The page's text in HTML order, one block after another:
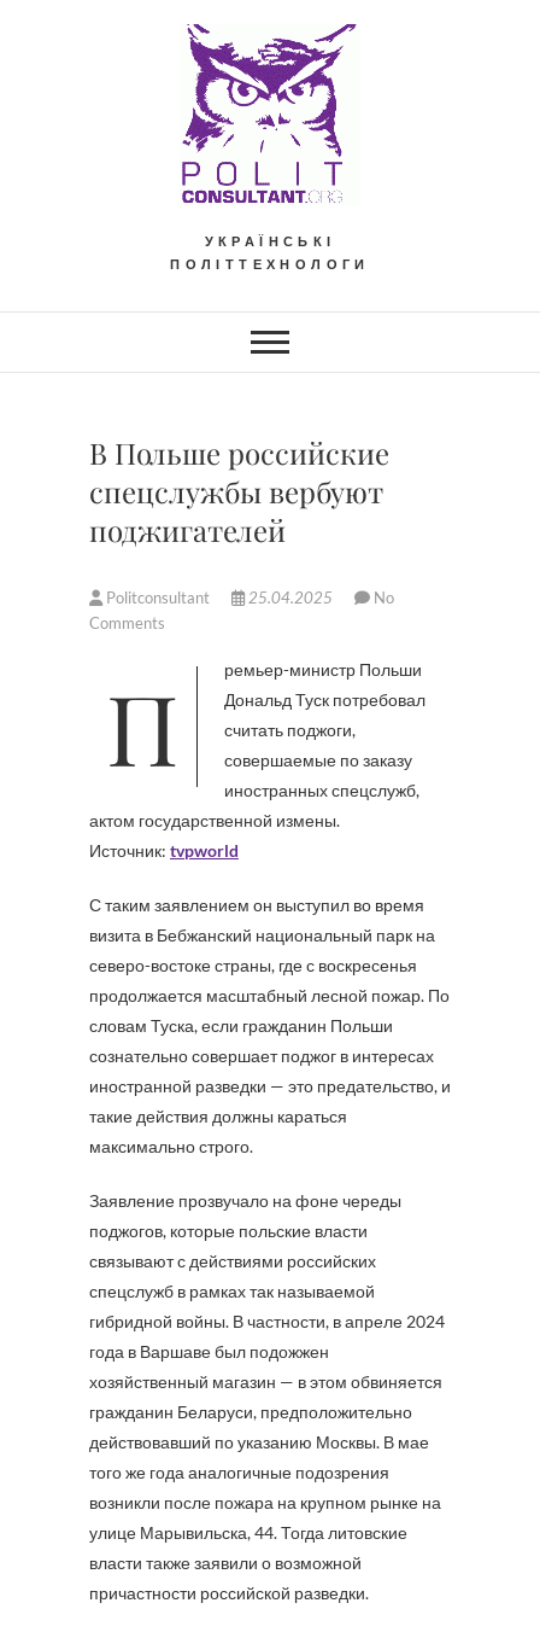
УКРАЇНСЬКІ
ПОЛІТТЕХНОЛОГИ
В Польше российские
спецслужбы вербуют
поджигателей
Politconsultant 25.04.2025
No
Comments
Премьер-министр Польши
Дональд Туск потребовал
считать поджоги,
совершаемые по заказу
иностранных спецслужб,
актом государственной измены.
Источник: tvpworld
С таким заявлением он выступил во время
визита в Бебжанский национальный парк на
северо-востоке страны, где с воскресенья
продолжается масштабный лесной пожар. По
словам Туска, если гражданин Польши
сознательно совершает поджог в интересах
иностранной разведки — это предательство, и
такие действия должны караться
максимально строго.
Заявление прозвучало на фоне череды
поджогов, которые польские власти
связывают с действиями российских
спецслужб в рамках так называемой
гибридной войны. В частности, в апреле 2024
года в Варшаве был подожжен
хозяйственный магазин — в этом обвиняется
гражданин Беларуси, предположительно
действовавший по указанию Москвы. В мае
того же года аналогичные подозрения
возникли после пожара на крупном рынке на
улице Марывильска, 44. Тогда литовские
власти также заявили о возможной
причастности российской разведки.